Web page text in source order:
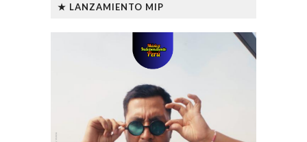
★ LANZAMIENTO MIP